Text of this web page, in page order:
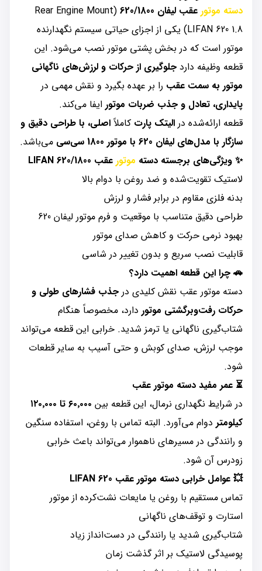
دسته موتور عقب لیفان 620/1800
(Rear Engine Mount
LIFAN 620 1.8) یکی از اجزای حیاتی سیستم نگهدارنده
موتور است که در بخش پشتی موتور نصب می‌شود. این
قطعه وظیفه دارد جلوگیری از حرکات و لرزش‌های ناگهانی
موتور به سمت عقب را بر عهده بگیرد و نقش مهمی در
پایداری، تعادل و جذب ضربات موتور ایفا می‌کند.
قطعه ارائه‌شده در الیتک پارت کاملاً اصلی، با طراحی دقیق و
سازگار با مدل‌های لیفان 620 با موتور 1800 سی‌سی
می‌باشد.
✨ ویژگی‌های برجسته دسته موتور عقب LIFAN 620/1800
لاستیک تقویت‌شده و ضد روغن با دوام بالا
بدنه فلزی مقاوم در برابر فشار و لرزش
طراحی دقیق متناسب با موقعیت و فرم موتور لیفان 620
بهبود نرمی حرکت و کاهش صدای موتور
قابلیت نصب سریع و بدون تغییر در شاسی
🚗 چرا این قطعه اهمیت دارد؟
دسته موتور عقب نقش کلیدی در جذب فشارهای طولی و
حرکات رفت‌وبرگشتی موتور دارد، مخصوصاً هنگام
شتاب‌گیری ناگهانی یا ترمز شدید. خرابی این قطعه می‌تواند
موجب لرزش، صدای کوبش و حتی آسیب به سایر قطعات
شود.
⏳ عمر مفید دسته موتور عقب
در شرایط نگهداری نرمال، این قطعه بین
۶۰٬۰۰۰ تا ۱۲۰٬۰۰۰
کیلومتر دوام می‌آورد. البته تماس با روغن، استفاده سنگین
و رانندگی در مسیرهای ناهموار می‌تواند باعث خرابی
زودرس آن شود.
💥 عوامل خرابی دسته موتور عقب LIFAN 620
تماس مستقیم با روغن یا مایعات نشت‌کرده از موتور
استارت و توقف‌های ناگهانی
شتاب‌گیری شدید یا رانندگی در دست‌انداز زیاد
پوسیدگی لاستیک بر اثر گذشت زمان